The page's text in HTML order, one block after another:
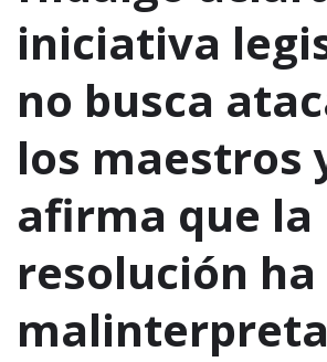
iniciativa
no busca
los maestros
afirma que la
resolución ha